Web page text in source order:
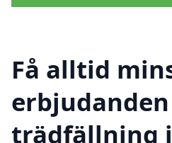
Få alltid
trädfällning